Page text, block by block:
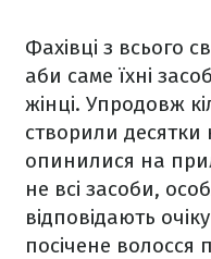
Фахівці з всього
аби саме їхні
жінці. Упродовж
створили десятки
опинилися на
не всі засоби,
відповідають
посічене волосся